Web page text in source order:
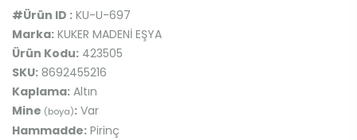
#Ürün ID : KU-U-697
Marka: KUKER MADENİ EŞYA
Ürün Kodu: 423505
SKU: 8692455216
Kaplama: Altın
Mine (boya): Var
Hammadde: Pirinç